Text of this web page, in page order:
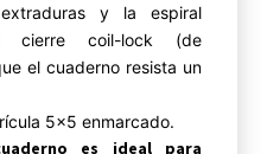
y la espiral
cierre coil-lock (de
el cuaderno resista un
5×5 enmarcado.
es ideal para